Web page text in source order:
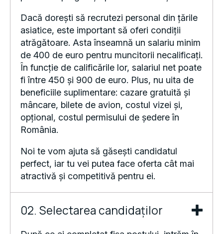
asiatice, este important să oferi condiții
atrăgătoare. Asta înseamnă un salariu minim
de 400 de euro pentru muncitorii necalificați.
În funcție de calificările lor, salariul net poate
fi între 450 și 900 de euro. Plus, nu uita de
beneficiile suplimentare: cazare gratuită și
mâncare, bilete de avion, costul vizei și,
opțional, costul permisului de ședere în
România.
perfect, iar tu vei putea face oferta cât mai
atractivă și competitivă pentru ei.
02. Selectarea candidaților